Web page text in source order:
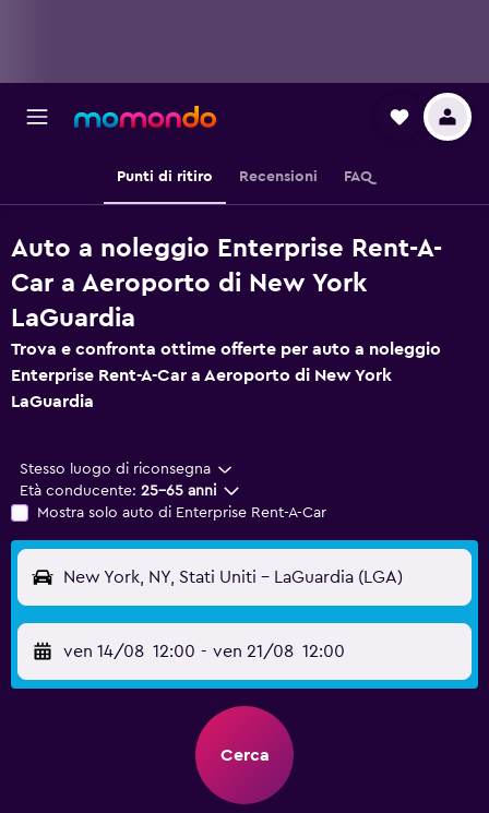
Punti di ritiro Recensioni FAQ
Auto a noleggio Enterprise Rent-A-
Car a Aeroporto di New York
LaGuardia
Trova e confronta ottime offerte per auto a noleggio
Enterprise Rent-A-Car a Aeroporto di New York
LaGuardia
Stesso luogo di riconsegna
Età conducente: 25-65 anni
Mostra solo auto di Enterprise Rent-A-Car
New York, NY, Stati Uniti - LaGuardia (LGA)
ven 14/08 12:00 - ven 21/08 12:00
Cerca